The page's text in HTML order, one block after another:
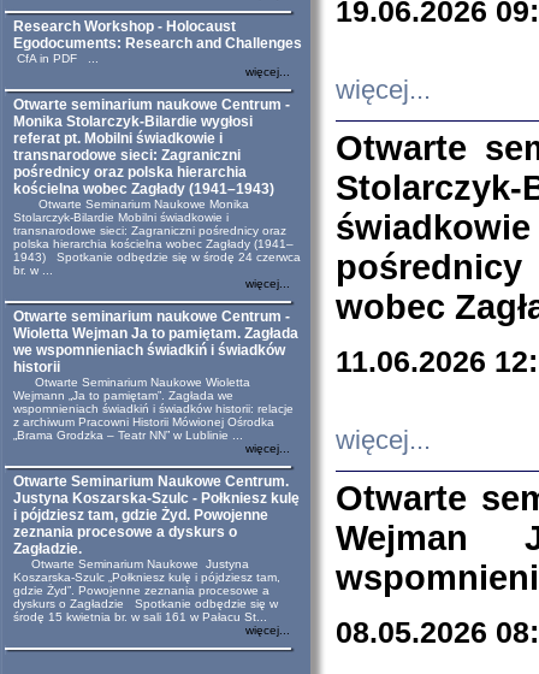
Research Workshop - Holocaust
Egodocuments: Research and Challenges
CfA in PDF ...
więcej...
Otwarte seminarium naukowe Centrum -
Monika Stolarczyk-Bilardie wygłosi
referat pt. Mobilni świadkowie i
transnarodowe sieci: Zagraniczni
pośrednicy oraz polska hierarchia
kościelna wobec Zagłady (1941–1943)
Otwarte Seminarium Naukowe Monika
Stolarczyk-Bilardie Mobilni świadkowie i
transnarodowe sieci: Zagraniczni pośrednicy oraz
polska hierarchia kościelna wobec Zagłady (1941–
1943) Spotkanie odbędzie się w środę 24 czerwca
br. w ...
więcej...
Otwarte seminarium naukowe Centrum -
Wioletta Wejman Ja to pamiętam. Zagłada
we wspomnieniach świadkiń i świadków
historii
Otwarte Seminarium Naukowe Wioletta
Wejmann „Ja to pamiętam”. Zagłada we
wspomnieniach świadkiń i świadków historii: relacje
z archiwum Pracowni Historii Mówionej Ośrodka
„Brama Grodzka – Teatr NN” w Lublinie ...
więcej...
Otwarte Seminarium Naukowe Centrum.
Justyna Koszarska-Szulc - Połkniesz kulę
i pójdziesz tam, gdzie Żyd. Powojenne
zeznania procesowe a dyskurs o
Zagładzie.
Otwarte Seminarium Naukowe Justyna
Koszarska-Szulc „Połkniesz kulę i pójdziesz tam,
gdzie Żyd”. Powojenne zeznania procesowe a
dyskurs o Zagładzie Spotkanie odbędzie się w
środę 15 kwietnia br. w sali 161 w Pałacu St...
więcej...
19.06.2026
więcej...
Otwarte
wobec
11.06.2026
więcej...
Otwarte
Wejman
08.05.2026